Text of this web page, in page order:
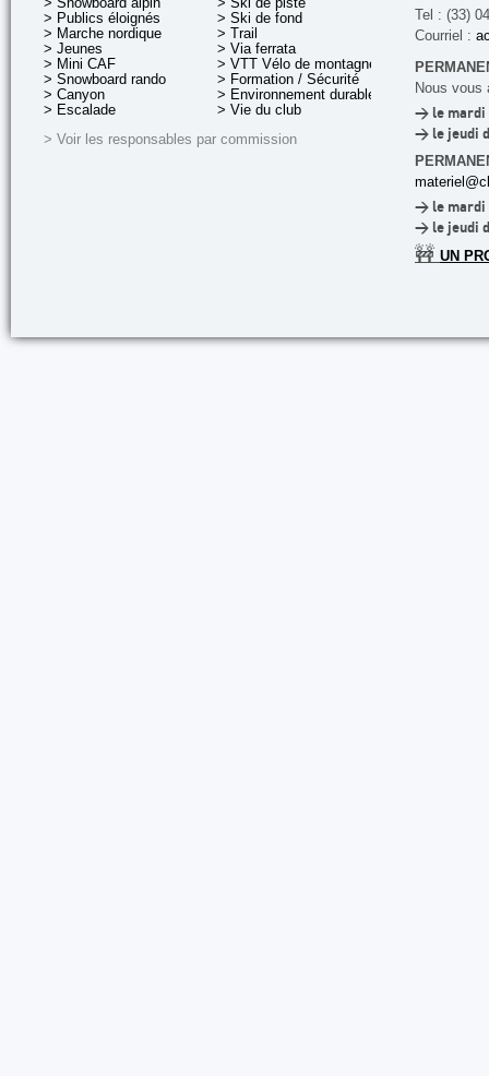
> Publics éloignés
> Marche nordique
> Jeunes
> Mini CAF
> Snowboard rando
> Canyon
> Escalade
> Ski de fond
> Trail
> Via ferrata
> VTT Vélo de montagne
> Formation / Sécurité
> Environnement durable
> Vie du club
> Voir les responsables par commission
Tel : (33)
Courriel :
Nous vous
> le mardi
> le jeudi
> le mardi
> le jeudi
🚧 UN